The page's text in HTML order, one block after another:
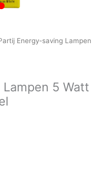
Energy-saving Lampen
5 Watt